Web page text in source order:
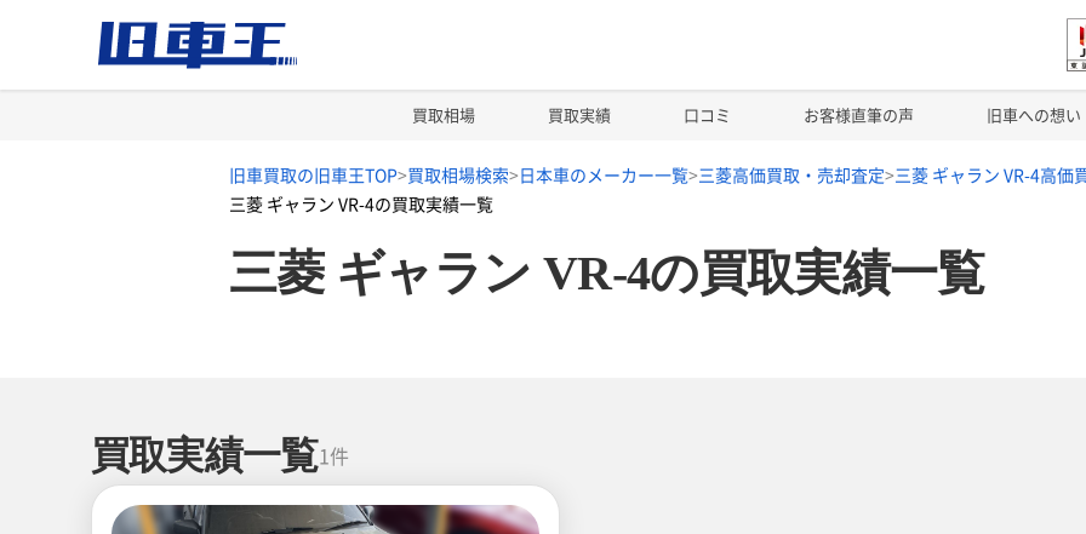
買取相場 買取実績 口コミ お客様直筆の声 旧車への想い
旧車買取の旧車王TOP 買取相場検索 日本車のメーカー一覧 三菱高価買取・売却査定 三菱 ギャラン VR-4高価
三菱 ギャラン VR-4の買取実績一覧
三菱 ギャラン VR-4の買取実績一覧
買取実績一覧1件